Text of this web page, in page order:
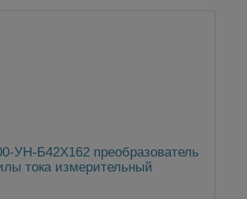
УН-Б42Х162 преобразователь
тока измерительный